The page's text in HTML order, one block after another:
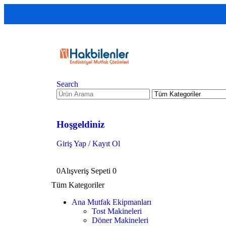
Search
Hoşgeldiniz
Giriş Yap / Kayıt Ol
0Alışveriş Sepeti 0
Tüm Kategoriler
Ana Mutfak Ekipmanları
Tost Makineleri
Döner Makineleri